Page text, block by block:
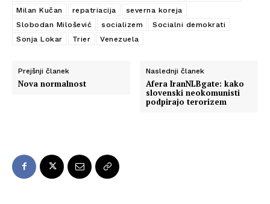
Milan Kučan
repatriacija
severna koreja
Slobodan Milošević
socializem
Socialni demokrati
Sonja Lokar
Trier Venezuela
Prejšnji članek
Nova normalnost
Naslednji članek
Afera IranNLBgate: kako
slovenski neokomunisti
podpirajo terorizem